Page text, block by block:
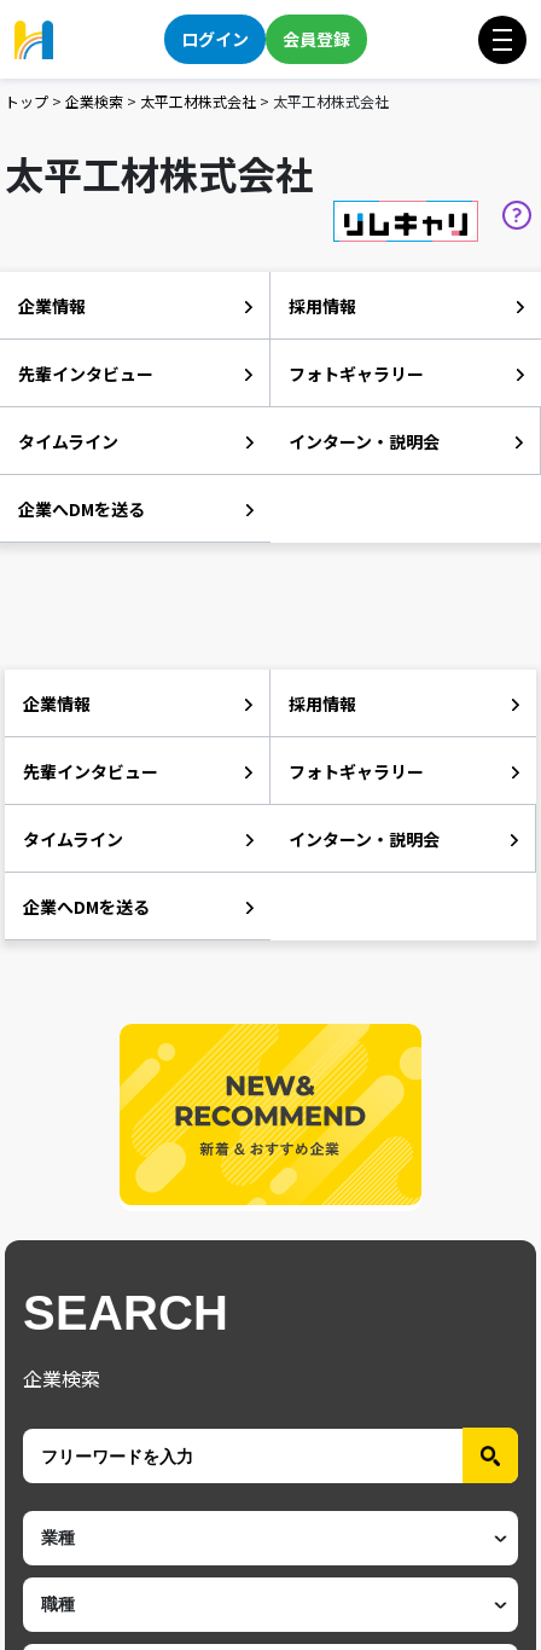
ログイン 会員登録
トップ > 企業検索 > 太平工材株式会社 > 太平工材株式会社
太平工材株式会社
企業情報 採用情報
先輩インタビュー フォトギャラリー
タイムライン インターン・説明会
企業へDMを送る
企業情報 採用情報
先輩インタビュー フォトギャラリー
タイムライン インターン・説明会
企業へDMを送る
SEARCH
企業検索